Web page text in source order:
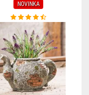
NOVINKA